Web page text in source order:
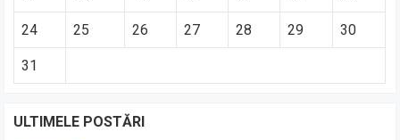
24 25 26 27 28 29 30
31
ULTIMELE POSTĂRI